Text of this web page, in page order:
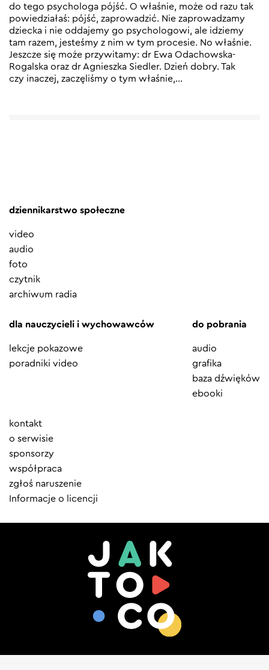
do tego psychologa pójść. O właśnie, może od razu tak
powiedziałaś: pójść, zaprowadzić. Nie zaprowadzamy
dziecka i nie oddajemy go psychologowi, ale idziemy
tam razem, jesteśmy z nim w tym procesie. No właśnie.
Jeszcze się może przywitamy: dr Ewa Odachowska-
Rogalska oraz dr Agnieszka Siedler. Dzień dobry. Tak
czy inaczej, zaczęliśmy o tym właśnie,…
dziennikarstwo społeczne
video
audio
foto
czytnik
archiwum radia
dla nauczycieli i wychowawców
lekcje pokazowe
poradniki video
do pobrania
audio
grafika
baza dźwięków
ebooki
Element
menu
kontakt
o serwisie
sponsorzy
współpraca
zgłoś naruszenie
Informacje o licencji